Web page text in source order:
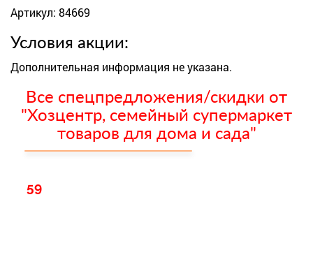
Артикул: 84669
Условия акции:
Дополнительная информация не указана.
Все спецпредложения/скидки от
"Хозцентр, семейный супермаркет
товаров для дома и сада"
59